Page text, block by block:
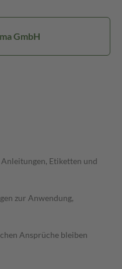
GmbH
Etiketten und
zur Anwendung,
Ansprüche bleiben